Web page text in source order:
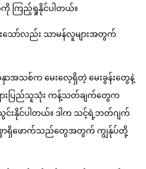
ကို ကြည့်ရှုနိုင်ပါတယ်။
ည်းသော်လည်း သာမန်လူများအတွက်
က်နှာအသစ်က မေးလေ့ရှိတဲ့ မေးခွန်းတွေနဲ့
ျားပြည်သူသုံး ကန့်သတ်ချက်တွေက
နိုင်ပါတယ်။ ဒါက သင့်ရဲ့ဘတ်ဂျက်
စ္စာရှိဖောက်သည်တွေအတွက် ကျွန်ုပ်တို့